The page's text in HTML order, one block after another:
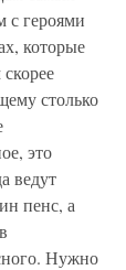
с героями
которые
столько
это
ведут
пенс, а
Нужно